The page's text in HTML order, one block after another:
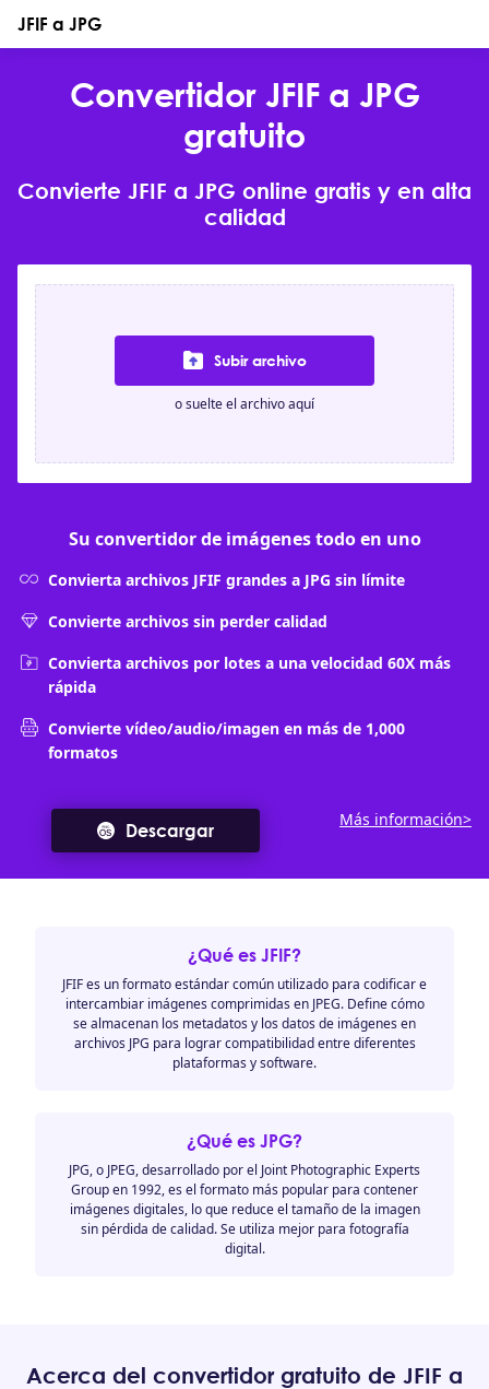
JFIF a JPG
Convertidor JFIF a JPG
gratuito
Convierte JFIF a JPG online gratis y en alta
calidad
Subir archivo
o suelte el archivo aquí
Su convertidor de imágenes todo en uno
Convierta archivos JFIF grandes a JPG sin límite
Convierte archivos sin perder calidad
Convierta archivos por lotes a una velocidad 60X más
rápida
Convierte vídeo/audio/imagen en más de 1,000
formatos
Descargar
Más información>
¿Qué es JFIF?
JFIF es un formato estándar común utilizado para codificar e
intercambiar imágenes comprimidas en JPEG. Define cómo
se almacenan los metadatos y los datos de imágenes en
archivos JPG para lograr compatibilidad entre diferentes
plataformas y software.
¿Qué es JPG?
JPG, o JPEG, desarrollado por el Joint Photographic Experts
Group en 1992, es el formato más popular para contener
imágenes digitales, lo que reduce el tamaño de la imagen
sin pérdida de calidad. Se utiliza mejor para fotografía
digital.
Acerca del convertidor gratuito de JFIF a